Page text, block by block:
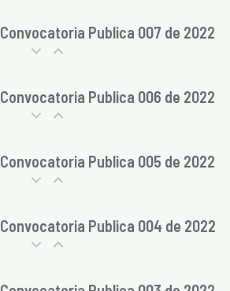
Convocatoria Publica 007 de 2022
Convocatoria Publica 006 de 2022
Convocatoria Publica 005 de 2022
Convocatoria Publica 004 de 2022